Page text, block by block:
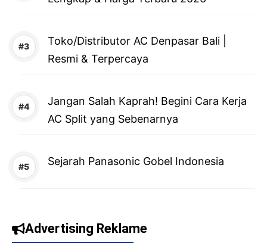
Toko/Distributor AC Denpasar Bali |
Resmi & Terpercaya
Jangan Salah Kaprah! Begini Cara Kerja
AC Split yang Sebenarnya
Sejarah Panasonic Gobel Indonesia
Advertising Reklame